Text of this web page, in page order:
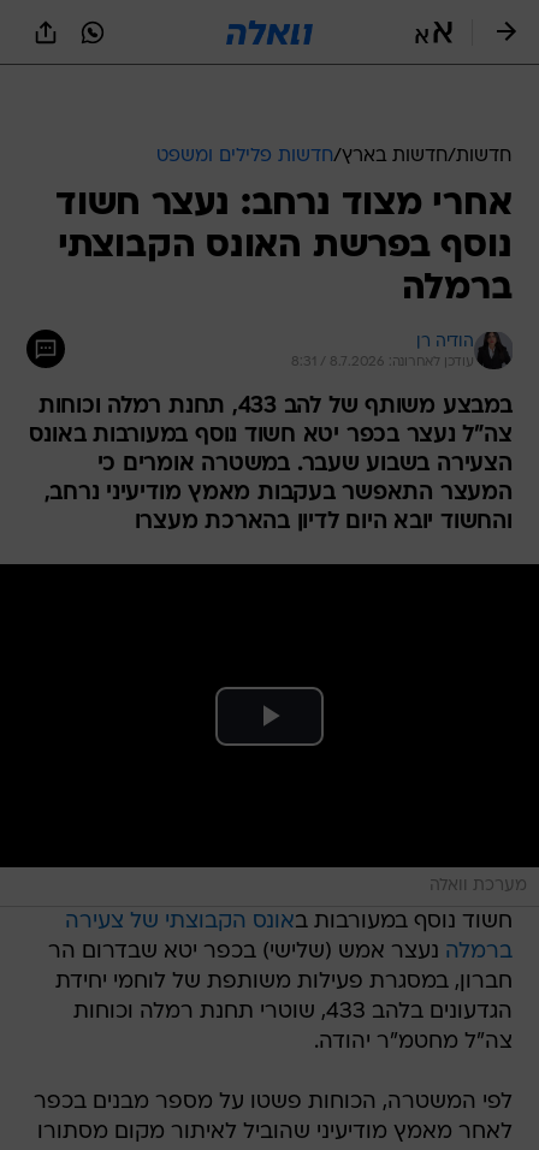
חדשות/חדשות בארץ/חדשות פלילים ומשפט
אחרי מצוד נרחב: נעצר חשוד
נוסף בפרשת האונס הקבוצתי
ברמלה
הודיה רן
עודכן לאחרונה: 8.7.2026 / 8:31
במבצע משותף של להב 433, תחנת רמלה וכוחות
צה"ל נעצר בכפר יטא חשוד נוסף במעורבות באונס
הצעירה בשבוע שעבר. במשטרה אומרים כי
המעצר התאפשר בעקבות מאמץ מודיעיני נרחב,
והחשוד יובא היום לדיון בהארכת מעצרו
מערכת וואלה
חשוד נוסף במעורבות באונס הקבוצתי של צעירה
ברמלה נעצר אמש (שלישי) בכפר יטא שבדרום הר
חברון, במסגרת פעילות משותפת של לוחמי יחידת
הגדעונים בלהב 433, שוטרי תחנת רמלה וכוחות
צה"ל מחטמ"ר יהודה.
לפי המשטרה, הכוחות פשטו על מספר מבנים בכפר
לאחר מאמץ מודיעיני שהוביל לאיתור מקום מסתורו